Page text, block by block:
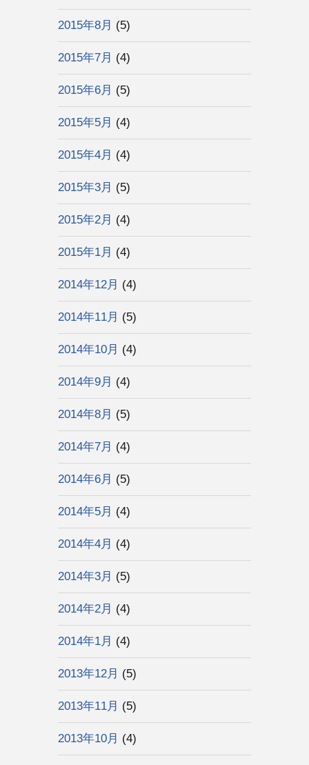
2015年8月 (5)
2015年7月 (4)
2015年6月 (5)
2015年5月 (4)
2015年4月 (4)
2015年3月 (5)
2015年2月 (4)
2015年1月 (4)
2014年12月 (4)
2014年11月 (5)
2014年10月 (4)
2014年9月 (4)
2014年8月 (5)
2014年7月 (4)
2014年6月 (5)
2014年5月 (4)
2014年4月 (4)
2014年3月 (5)
2014年2月 (4)
2014年1月 (4)
2013年12月 (5)
2013年11月 (5)
2013年10月 (4)